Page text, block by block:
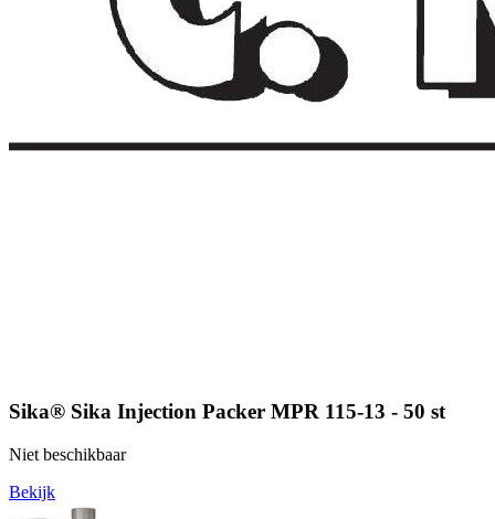
Sika® Sika Injection Packer MPR 115-13 - 50 st
Niet beschikbaar
Bekijk